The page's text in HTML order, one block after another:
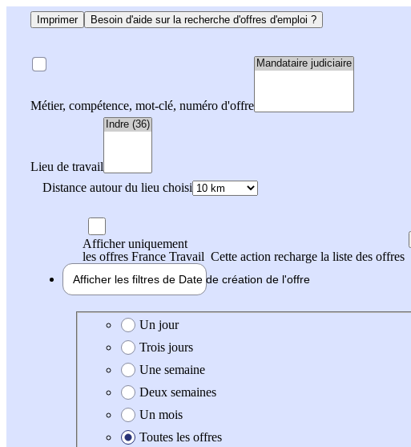
Imprimer Besoin d'aide sur la recherche d'offres d'emploi ?
Métier, compétence, mot-clé, numéro d'offre
Lieu de travail
Distance autour du lieu choisi
Afficher uniquement
les offres France Travail Cette action recharge la liste des offres
Afficher les filtres de Date de création de l'offre
Date de création de l'offre
Un jour
Trois jours
Une semaine
Deux semaines
Un mois
Toutes les offres